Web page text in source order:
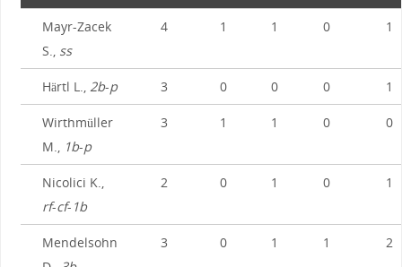
Mayr-Zacek
S., ss
4 1 1 0 1
Härtl L., 2b-p 3 0 0 0 1
Wirthmüller
M., 1b-p
3 1 1 0 0
Nicolici K.,
rf-cf- 1b
2 0 1 0 1
Mendelsohn
3 0 1 1 2